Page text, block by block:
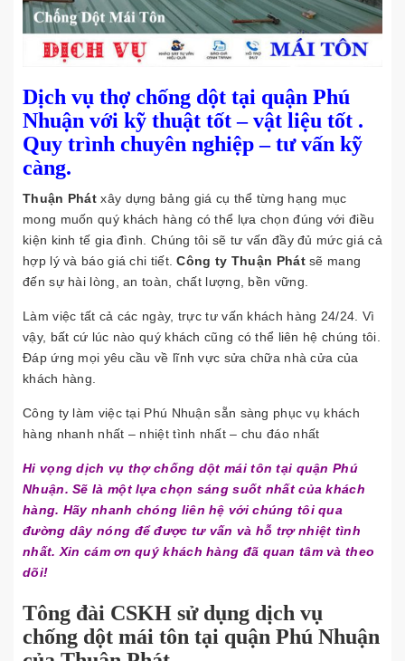
Dịch vụ thợ chống dột tại quận Phú
Nhuận với kỹ thuật tốt – vật liệu tốt .
Quy trình chuyên nghiệp – tư vấn kỹ
càng.
Thuận Phát xây dựng bảng giá cụ thể từng hạng mục
mong muốn quý khách hàng có thể lựa chọn đúng với điều
kiện kinh tế gia đình. Chúng tôi sẽ tư vấn đầy đủ mức giá cả
hợp lý và báo giá chi tiết.Công ty Thuận Phátsẽ mang
đến sự hài lòng, an toàn, chất lượng, bền vững.
Làm việc tất cả các ngày, trực tư vấn khách hàng 24/24. Vì
vậy, bất cứ lúc nào quý khách cũng có thể liên hệ chúng tôi.
Đáp ứng mọi yêu cầu về lĩnh vực sửa chữa nhà cửa của
khách hàng.
Công ty làm việc tại Phú Nhuận sẵn sàng phục vụ khách
hàng nhanh nhất – nhiệt tình nhất – chu đáo nhất
Hi vọng dịch vụ thợ chống dột mái tôn tại quận Phú
Nhuận. Sẽ là một lựa chọn sáng suốt nhất của khách
hàng. Hãy nhanh chóng liên hệ với chúng tôi qua
đường dây nóng để được tư vấn và hỗ trợ nhiệt tình
nhất. Xin cám ơn quý khách hàng đã quan tâm và theo
dõi!
Tông đài CSKH sử dụng dịch vụ
chống dột mái tôn tại quận Phú Nhuận